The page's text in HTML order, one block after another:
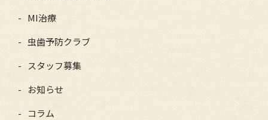
MI治療
虫歯予防クラブ
スタッフ募集
お知らせ
コラム